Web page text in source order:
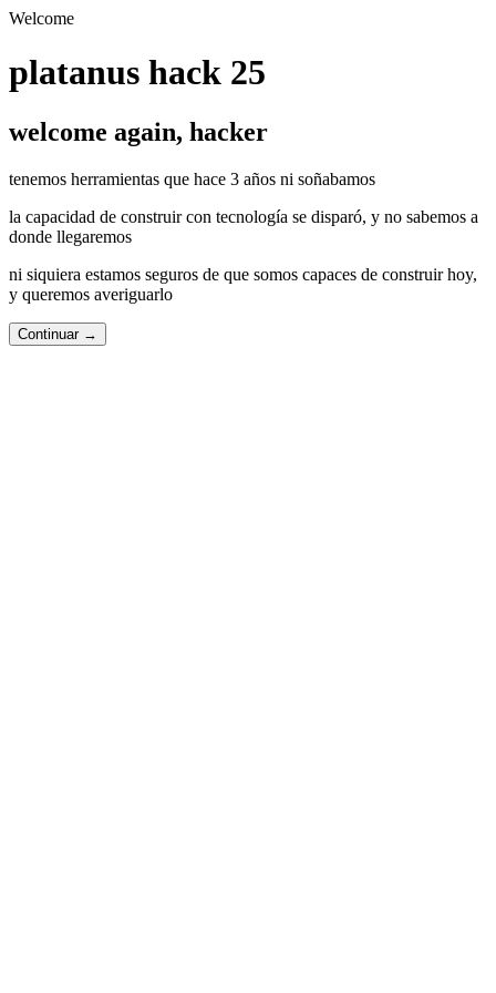
Welcome
platanus hack 25
welcome again, hacker
tenemos herramientas que hace 3 años ni soñabamos
la capacidad de construir con tecnología se disparó, y no sabemos a
donde llegaremos
ni siquiera estamos seguros de que somos capaces de construir hoy,
y queremos averiguarlo
Continuar →